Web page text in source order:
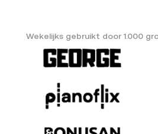
Wekelijks gebruikt door 1.000